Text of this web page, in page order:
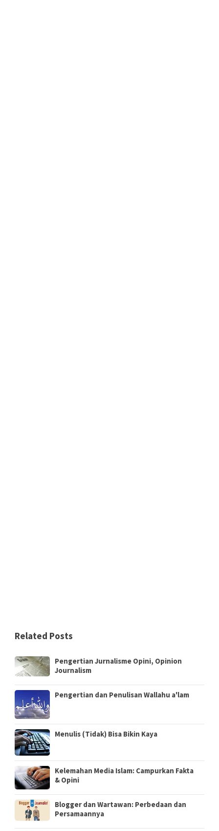
Related Posts
Pengertian Jurnalisme Opini, Opinion
Journalism
Pengertian dan Penulisan Wallahu a'lam
Menulis (Tidak) Bisa Bikin Kaya
Kelemahan Media Islam: Campurkan Fakta
& Opini
Blogger dan Wartawan: Perbedaan dan
Persamaannya